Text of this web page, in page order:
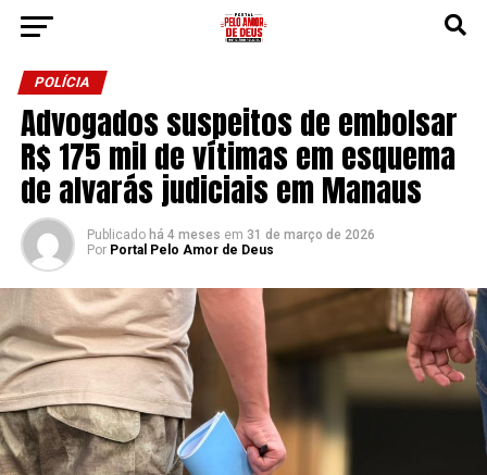
POLÍCIA
Advogados suspeitos de embolsar
R$ 175 mil de vítimas em esquema
de alvarás judiciais em Manaus
Publicado há 4 meses em 31 de março de 2026
Por Portal Pelo Amor de Deus